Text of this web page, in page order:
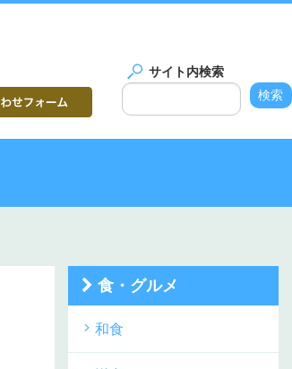
サイト内検索
食・グルメ
和食